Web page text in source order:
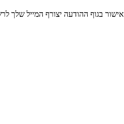
בגוף ההודעה יצורף המייל שלך